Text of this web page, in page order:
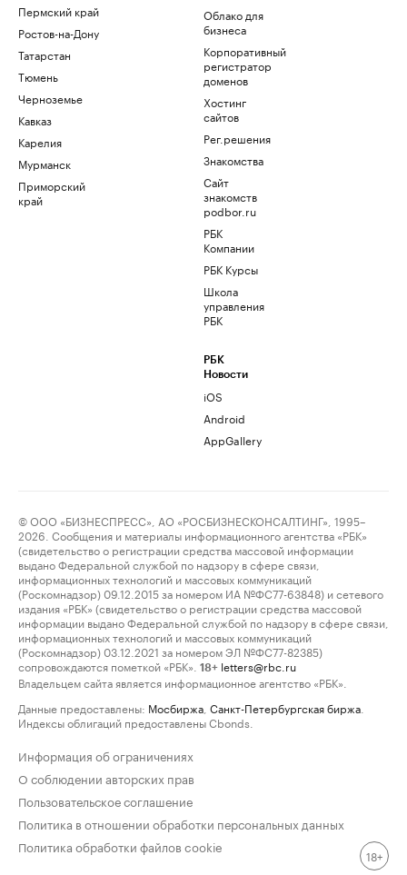
Пермский край
Ростов-на-Дону
Татарстан
Тюмень
Черноземье
Кавказ
Карелия
Мурманск
Приморский
край
Облако для
бизнеса
Корпоративный
регистратор
доменов
Хостинг
сайтов
Рег.решения
Знакомства
Сайт
знакомств
podbor.ru
РБК
Компании
РБК Курсы
Школа
управления
РБК
РБК
Новости
iOS
Android
AppGallery
© ООО «БИЗНЕСПРЕСС», АО «РОСБИЗНЕСКОНСАЛТИНГ», 1995–
2026. Сообщения и материалы информационного агентства «РБК»
(свидетельство о регистрации средства массовой информации
выдано Федеральной службой по надзору в сфере связи,
информационных технологий и массовых коммуникаций
(Роскомнадзор) 09.12.2015 за номером ИА №ФС77-63848) и сетевого
издания «РБК» (свидетельство о регистрации средства массовой
информации выдано Федеральной службой по надзору в сфере связи,
информационных технологий и массовых коммуникаций
(Роскомнадзор) 03.12.2021 за номером ЭЛ №ФС77-82385)
сопровождаются пометкой «РБК».
18+ letters@rbc.ru
Владельцем сайта является информационное агентство «РБК».
Данные предоставлены: Мосбиржа Санкт-Петербургская биржа
Индексы облигаций предоставлены Cbonds.
Информация об ограничениях
О соблюдении авторских прав
Пользовательское соглашение
Политика в отношении обработки персональных данных
Политика обработки файлов cookie
18+